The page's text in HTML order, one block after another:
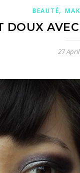
BEAUTÉ,
DOUX
27